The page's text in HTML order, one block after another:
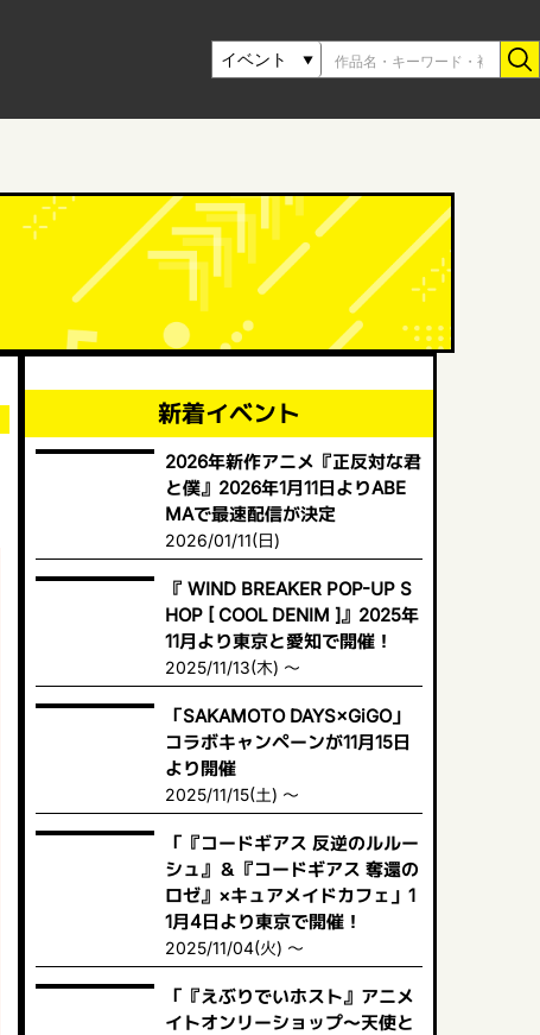
新着イベント
2026年新作アニメ『正反対な君
と僕』2026年1月11日よりABE
MAで最速配信が決定
2026/01/11(日)
『 WIND BREAKER POP-UP S
HOP [ COOL DENIM ]』2025年
11月より東京と愛知で開催！
2025/11/13(木) ～
「SAKAMOTO DAYS×GiGO」
コラボキャンペーンが11月15日
より開催
2025/11/15(土) ～
「『コードギアス 反逆のルルー
シュ』＆『コードギアス 奪還の
ロゼ』×キュアメイドカフェ」1
1月4日より東京で開催！
2025/11/04(火) ～
「『えぶりでいホスト』アニメ
イトオンリーショップ〜天使と